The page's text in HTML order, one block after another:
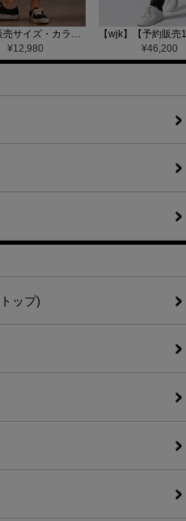
【予約販売サイズ・カラーにより納期異なる】【CAMBIO(カンビオ)】Gobelin Short Pants ショートパンツ(CAM25SS-002)
¥12,980 ¥46,200
ップ)